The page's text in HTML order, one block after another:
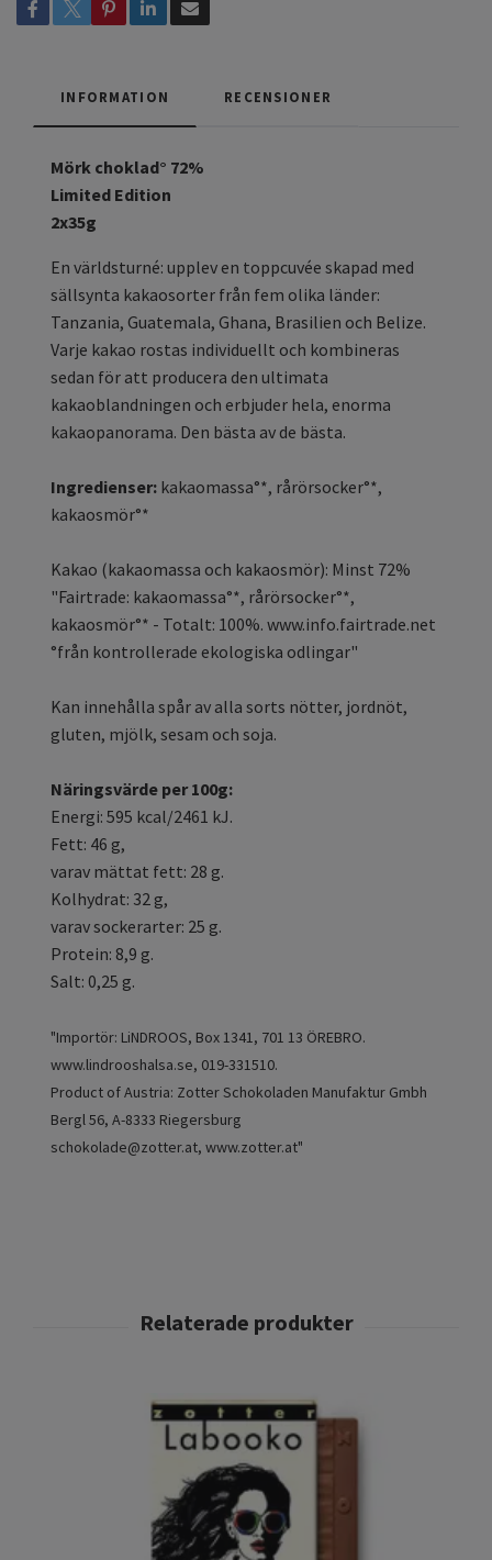
INFORMATION RECENSIONER
Mörk choklad° 72%
Limited Edition
2x35g
En världsturné: upplev en toppcuvée skapad med
sällsynta kakaosorter från fem olika länder:
Tanzania, Guatemala, Ghana, Brasilien och Belize.
Varje kakao rostas individuellt och kombineras
sedan för att producera den ultimata
kakaoblandningen och erbjuder hela, enorma
kakaopanorama. Den bästa av de bästa.
Ingredienser: kakaomassa°*, rårörsocker°*,
kakaosmör°*
Kakao (kakaomassa och kakaosmör): Minst 72%
"Fairtrade: kakaomassa°*, rårörsocker°*,
kakaosmör°* - Totalt: 100%. www.info.fairtrade.net
°från kontrollerade ekologiska odlingar"
Kan innehålla spår av alla sorts nötter, jordnöt,
gluten, mjölk, sesam och soja.
Näringsvärde per 100g:
Energi: 595 kcal/2461 kJ.
Fett: 46 g,
varav mättat fett: 28 g.
Kolhydrat: 32 g,
varav sockerarter: 25 g.
Protein: 8,9 g.
Salt: 0,25 g.
"Importör: LiNDROOS, Box 1341, 701 13 ÖREBRO.
www.lindrooshalsa.se, 019-331510.
Product of Austria: Zotter Schokoladen Manufaktur Gmbh
Bergl 56, A-8333 Riegersburg
schokolade@zotter.at, www.zotter.at"